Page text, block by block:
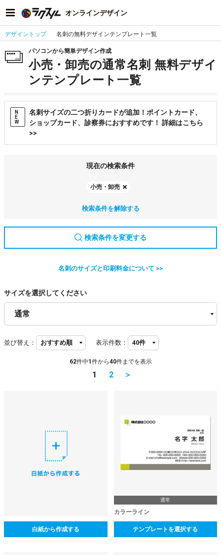
オンラインデザイン
デザイントップ 名刺の無料デザインテンプレート一覧
パソコンから簡単デザイン作成
小売・卸売の通常名刺 無料デザイ
ンテンプレート一覧
N
E
W
名刺サイズの二つ折りカードが追加！ポイントカード、
ショップカード、診察券におすすめです！ 詳細はこちら
>>
現在の検索条件
小売・卸売
検索条件を解除する
検索条件を変更する
名刺のサイズと印刷料金について >>
サイズを選択してください
並び替え： 表示件数：
62件中1 件から40件までを表示
1 2 ＞
白紙から作成する
通常
カラーライン
テンプレートを選択する